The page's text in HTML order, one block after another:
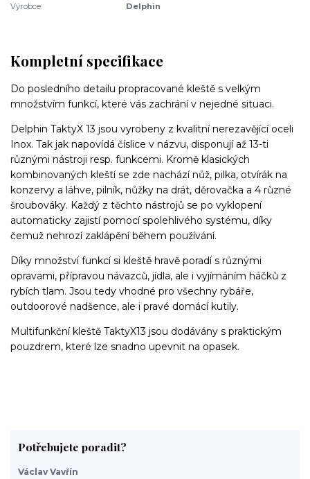
Výrobce:
Delphin
Kompletní specifikace
Do posledního detailu propracované kleště s velkým
množstvím funkcí, které vás zachrání v nejedné situaci.
Delphin TaktyX 13 jsou vyrobeny z kvalitní nerezavějící oceli
Inox. Tak jak napovídá číslice v názvu, disponují až 13-ti
různými nástroji resp. funkcemi. Kromě klasických
kombinovaných kleští se zde nachází nůž, pilka, otvírák na
konzervy a láhve, pilník, nůžky na drát, děrovačka a 4 různé
šroubováky. Každý z těchto nástrojů se po vyklopení
automaticky zajistí pomocí spolehlivého systému, díky
čemuž nehrozí zaklápění během používání.
Díky množství funkcí si kleště hravě poradí s různými
opravami, přípravou návazců, jídla, ale i vyjímáním háčků z
rybích tlam. Jsou tedy vhodné pro všechny rybáře,
outdoorové nadšence, ale i pravé domácí kutily.
Multifunkční kleště TaktyX13 jsou dodávány s praktickým
pouzdrem, které lze snadno upevnit na opasek.
Potřebujete poradit?
Václav Vavřín